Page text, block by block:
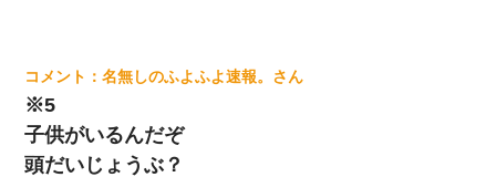
名無しのふよふよ速報。
※5
子供がいるんだぞ
頭だいじょうぶ？